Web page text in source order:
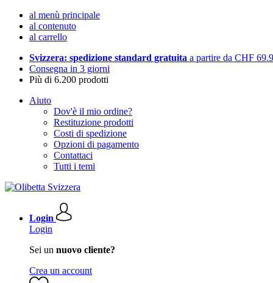
al menù principale
al contenuto
al carrello
Svizzera: spedizione standard gratuita a partire da CHF
Consegna in 3 giorni
Più di 6.200 prodotti
Aiuto
Dov'è il mio ordine?
Restituzione prodotti
Costi di spedizione
Opzioni di pagamento
Contattaci
Tutti i temi
Login
Login
Sei un nuovo cliente?
Crea un account